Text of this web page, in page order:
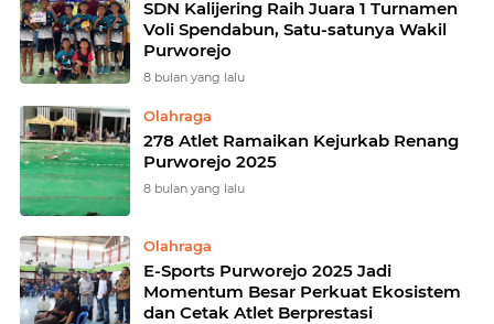
SDN Kalijering Raih Juara 1 Turnamen
Voli Spendabun, Satu-satunya Wakil
Purworejo
8 bulan yang lalu
Olahraga
278 Atlet Ramaikan Kejurkab Renang
Purworejo 2025
8 bulan yang lalu
Olahraga
E-Sports Purworejo 2025 Jadi
Momentum Besar Perkuat Ekosistem
dan Cetak Atlet Berprestasi